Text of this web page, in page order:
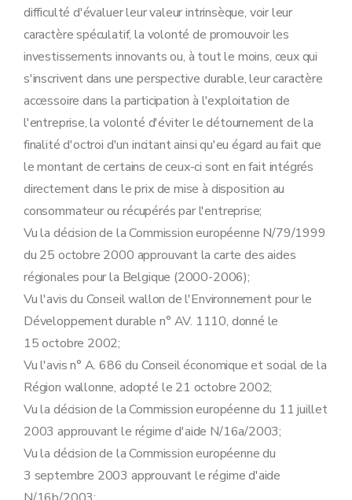
difficulté d'évaluer leur valeur intrinsèque, voir leur
caractère spéculatif, la volonté de promouvoir les
investissements innovants ou, à tout le moins, ceux qui
s'inscrivent dans une perspective durable, leur caractère
accessoire dans la participation à l'exploitation de
l'entreprise, la volonté d'éviter le détournement de la
finalité d'octroi d'un incitant ainsi qu'eu égard au fait que
le montant de certains de ceux-ci sont en fait intégrés
directement dans le prix de mise à disposition au
consommateur ou récupérés par l'entreprise;
Vu la décision de la Commission européenne N/79/1999
du 25 octobre 2000 approuvant la carte des aides
régionales pour la Belgique (2000-2006);
Vu l'avis du Conseil wallon de l'Environnement pour le
Développement durable n° AV. 1110, donné le
15 octobre 2002;
Vu l'avis n° A. 686 du Conseil économique et social de la
Région wallonne, adopté le 21 octobre 2002;
Vu la décision de la Commission européenne du 11 juillet
2003 approuvant le régime d'aide N/16a/2003;
Vu la décision de la Commission européenne du
3 septembre 2003 approuvant le régime d'aide